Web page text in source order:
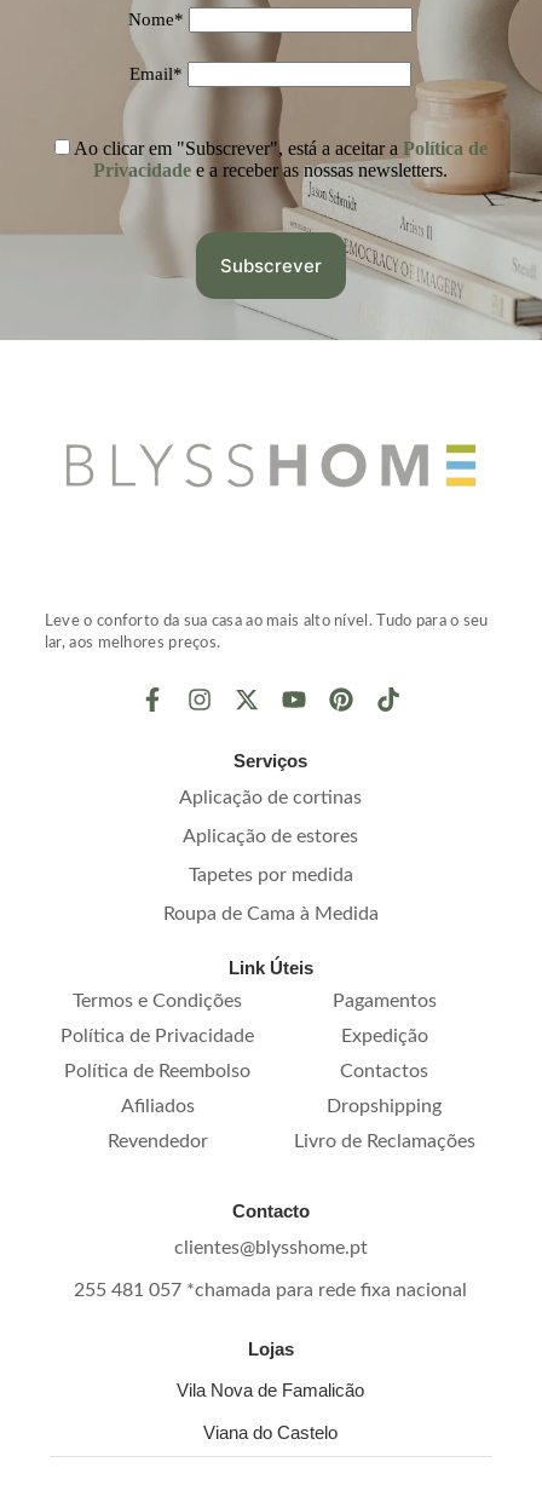
Nome*
Email*
Ao clicar em "Subscrever", está a aceitar a Política de
Privacidade e a receber as nossas newsletters.
Leve o conforto da sua casa ao mais alto nível. Tudo para o seu
lar, aos melhores preços.
Serviços
Aplicação de cortinas
Aplicação de estores
Tapetes por medida
Roupa de Cama à Medida
Link Úteis
Termos e Condições
Pagamentos
Política de Privacidade
Expedição
Política de Reembolso
Contactos
Afiliados
Dropshipping
Revendedor
Livro de Reclamações
Contacto
clientes@blysshome.pt
255 481 057 *chamada para rede fixa nacional
Lojas
Vila Nova de Famalicão
Viana do Castelo